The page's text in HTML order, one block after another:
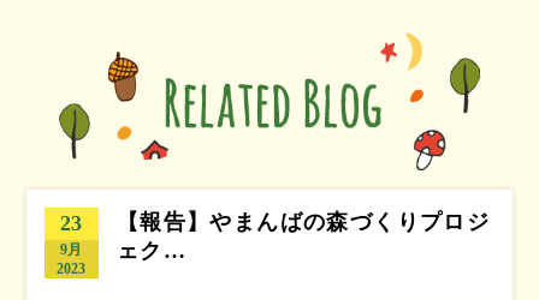
23
9月
2023
【報告】やまんばの森づくりプロジ
ェク…